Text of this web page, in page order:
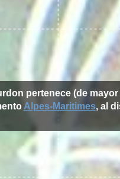
pertenece (de
Alpes-Maritimes, al